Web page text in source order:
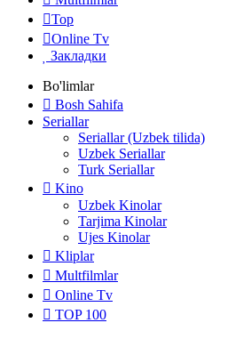
Top
Online Tv
Закладки
Bo'limlar
Bosh Sahifa
Seriallar
Seriallar (Uzbek tilida)
Uzbek Seriallar
Turk Seriallar
Kino
Uzbek Kinolar
Tarjima Kinolar
Ujes Kinolar
Kliplar
Multfilmlar
Online Tv
TOP 100